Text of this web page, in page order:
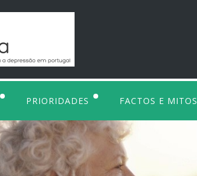
E VALORES
PRIORIDADES
COOPERAÇÃO E DESENVOLVIMENTO
PROGRAMAS DE CAPACITAÇÃO
FACTOS E MITOS
DEPRESSÃO
SUICÍDIO